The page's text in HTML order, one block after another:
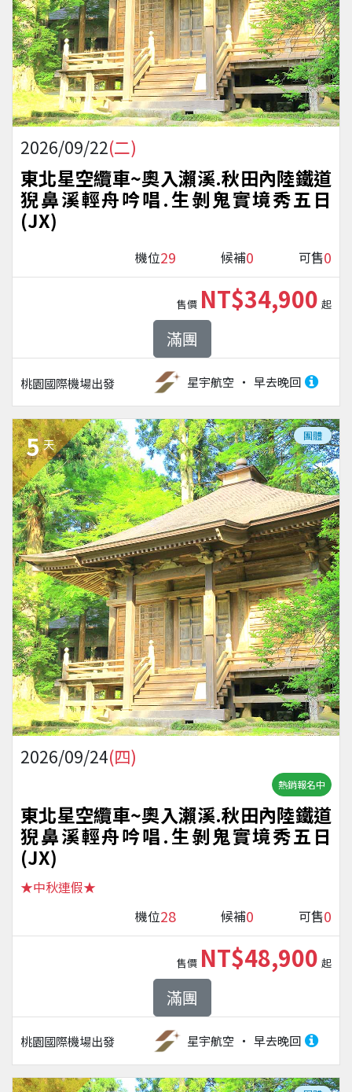
2026/09/22(二)
東北星空纜車~奧入瀨溪.秋田內陸鐵道
猊鼻溪輕舟吟唱.生剝鬼實境秀五日
(JX)
機位29 候補0 可售0
桃園國際機場出發 星宇航空 早去晚回
售價 NT$34,900 起
滿團
5 天
團體
2026/09/24(四)
熱銷報名中
東北星空纜車~奧入瀨溪.秋田內陸鐵道
猊鼻溪輕舟吟唱.生剝鬼實境秀五日
(JX)
★中秋連假★
機位28 候補0 可售0
桃園國際機場出發 星宇航空 早去晚回
售價 NT$48,900 起
滿團